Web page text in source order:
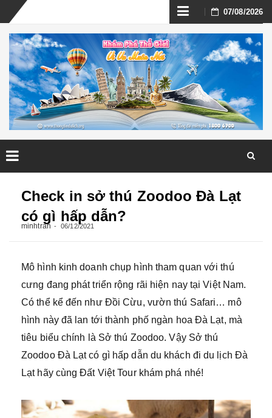
Skip
to
content
07/08/2026
Check in sở thú Zoodoo Đà Lạt
có gì hấp dẫn?
minhtran 06/12/2021
Mô hình kinh doanh chụp hình tham quan với thú
cưng đang phát triển rộng rãi hiện nay tại Việt Nam.
Có thể kể đến như Đồi Cừu, vườn thú Safari… mô
hình này đã lan tới thành phố ngàn hoa Đà Lạt, mà
tiêu biểu chính là Sở thú Zoodoo. Vậy Sở thú
Zoodoo Đà Lạt có gì hấp dẫn du khách đi du lịch Đà
Lạt hãy cùng Đất Việt Tour khám phá nhé!